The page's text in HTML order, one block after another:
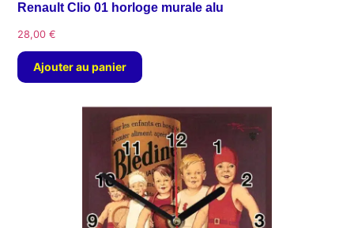
Renault Clio 01 horloge murale alu
28,00 €
Ajouter au panier